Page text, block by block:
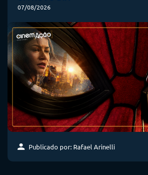
07/08/2026
Publicado por: Rafael Arinelli